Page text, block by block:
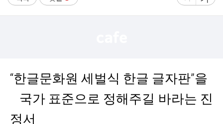
게
자
게
“한글문화원 세벌식 한글 글자판”을
국가 표준으로 정해주길 바라는 진
정서